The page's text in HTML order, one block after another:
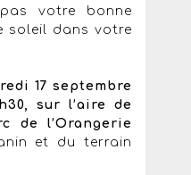
votre bonne
soleil dans votre
17 septembre
sur l’aire de
de l’Orangerie
et du terrain